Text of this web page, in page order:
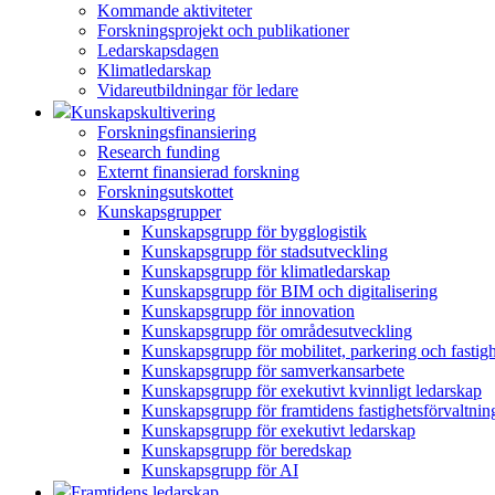
Kommande aktiviteter
Forskningsprojekt och publikationer
Ledarskapsdagen
Klimatledarskap
Vidareutbildningar för ledare
Kunskapskultivering
Forskningsfinansiering
Research funding
Externt finansierad forskning
Forskningsutskottet
Kunskapsgrupper
Kunskapsgrupp för bygglogistik
Kunskapsgrupp för stadsutveckling
Kunskapsgrupp för klimatledarskap
Kunskapsgrupp för BIM och digitalisering
Kunskapsgrupp för innovation
Kunskapsgrupp för områdesutveckling
Kunskapsgrupp för mobilitet, parkering och
Kunskapsgrupp för samverkansarbete
Kunskapsgrupp för exekutivt kvinnligt ledarskap
Kunskapsgrupp för framtidens
Kunskapsgrupp för exekutivt ledarskap
Kunskapsgrupp för beredskap
Kunskapsgrupp för AI